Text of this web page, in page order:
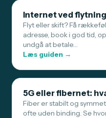
Internet ved
Flyt eller skift? Få
adresse, book i god tid,
undgå at betale…
Læs guiden →
5G eller fibernet:
Fiber er stabilt og
ofte uden binding. Se